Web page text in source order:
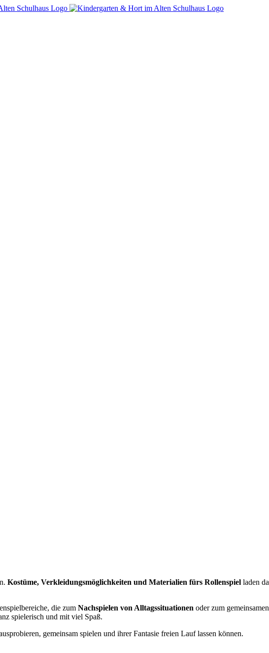
Kostüme, Verkleidungsmöglichkeiten und Materialien fürs Rollenspiel laden
die zum Nachspielen von Alltagssituationen oder zum
spielerisch und mit viel Spaß.
gemeinsam spielen und ihrer Fantasie freien Lauf lassen können.